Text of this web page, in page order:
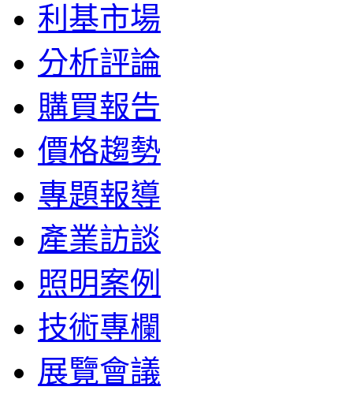
利基市場
分析評論
購買報告
價格趨勢
專題報導
產業訪談
照明案例
技術專欄
展覽會議